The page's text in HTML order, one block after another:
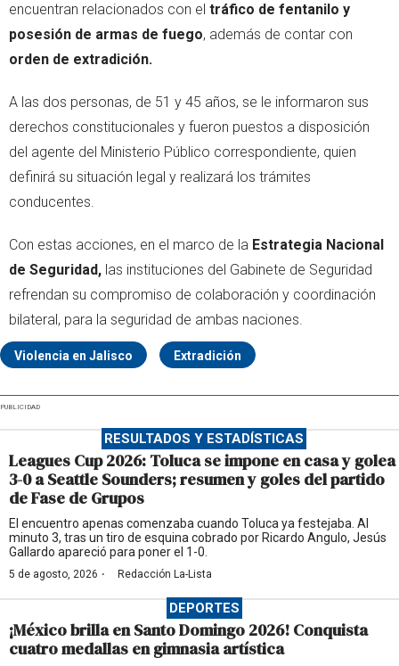
encuentran relacionados con el tráfico de fentanilo y
posesión de armas de fuego, además de contar con
orden de extradición.
A las dos personas, de 51 y 45 años, se le informaron sus
derechos constitucionales y fueron puestos a disposición
del agente del Ministerio Público correspondiente, quien
definirá su situación legal y realizará los trámites
conducentes.
Con estas acciones, en el marco de la Estrategia Nacional
de Seguridad, las instituciones del Gabinete de Seguridad
refrendan su compromiso de colaboración y coordinación
bilateral, para la seguridad de ambas naciones.
Violencia en Jalisco Extradición
PUBLICIDAD
RESULTADOS Y ESTADÍSTICAS
Leagues Cup 2026: Toluca se impone en casa y golea
3-0 a Seattle Sounders; resumen y goles del partido
de Fase de Grupos
El encuentro apenas comenzaba cuando Toluca ya festejaba. Al
minuto 3, tras un tiro de esquina cobrado por Ricardo Angulo, Jesús
Gallardo apareció para poner el 1-0.
5 de agosto, 2026 · Redacción La-Lista
DEPORTES
¡México brilla en Santo Domingo 2026! Conquista
cuatro medallas en gimnasia artística